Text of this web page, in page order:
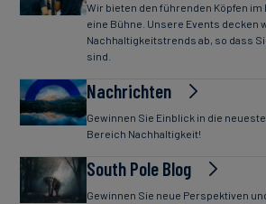
Wir bieten den führenden Köpfen
eine Bühne. Unsere Events decken
Nachhaltigkeitstrends ab, so dass
sind.
Nachrichten
Gewinnen Sie Einblick in die
Bereich Nachhaltigkeit!
South Pole Blog
Gewinnen Sie neue Perspektiven